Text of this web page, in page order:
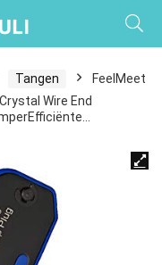
Tangen
FeelMeet
Wire End